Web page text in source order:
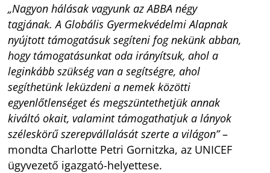
„Nagyon hálásak vagyunk az ABBA négy
tagjának. A Globális Gyermekvédelmi Alapnak
nyújtott támogatásuk segíteni fog nekünk abban,
hogy támogatásunkat oda irányítsuk, ahol a
leginkább szükség van a segítségre, ahol
segíthetünk leküzdeni a nemek közötti
egyenlőtlenséget és megszüntethetjük annak
kiváltó okait, valamint támogathatjuk a lányok
széleskörű szerepvállalását szerte a világon”–
mondta Charlotte Petri Gornitzka, az UNICEF
ügyvezető igazgató-helyettese.